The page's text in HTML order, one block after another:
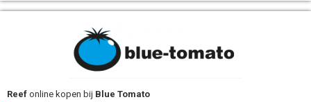
Reef online kopen bij Blue Tomato